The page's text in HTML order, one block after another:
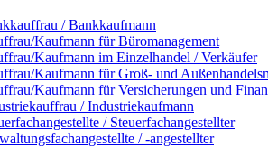
/ Bankkaufmann
Kaufmann für Büromanagement
Kaufmann im Einzelhandel / Verkäufer
Kaufmann für Groß- und
Kaufmann für Versicherungen und
/ Industriekaufmann
/ Steuerfachangestellter
/ -angestellter